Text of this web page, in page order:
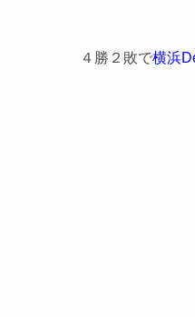
４勝２敗で横浜